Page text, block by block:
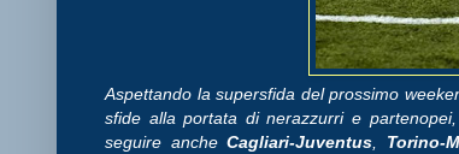
Aspettando la supersfida del prossimo
sfide alla portata di nerazzurri e
seguire ancheCagliari-Juventus Torino-